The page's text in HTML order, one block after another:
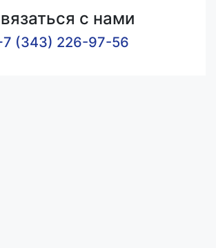
с нами
(343) 226-97-56